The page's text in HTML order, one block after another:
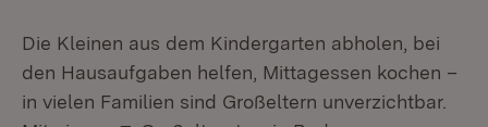
Die Kleinen aus dem Kindergarten abholen, bei
den Hausaufgaben helfen, Mittagessen kochen –
in vielen Familien sind Großeltern unverzichtbar.